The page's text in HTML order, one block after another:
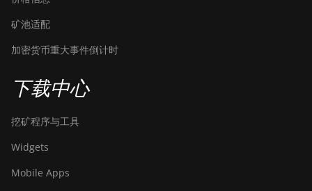
矿池适配
加密货币重大事件倒计时
下载中心
挖矿程序与工具
Widgets
Mobile Apps